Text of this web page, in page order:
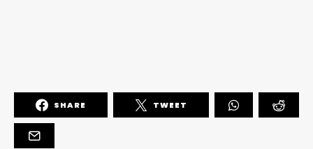
SHARE TWEET